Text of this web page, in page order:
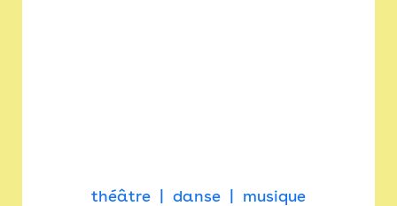
théâtre danse musique